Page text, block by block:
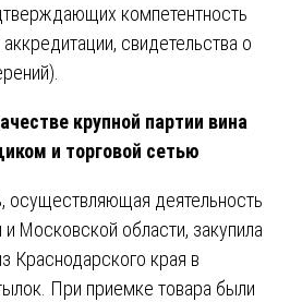
компетентность
свидетельства о
крупной партии вина
и торговой сетью
осуществляющая деятельность
Московской области, закупила
Краснодарского края в
При приемке товара были